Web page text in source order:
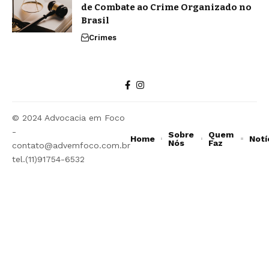
de Combate ao Crime Organizado no
Brasil
Crimes
© 2024 Advocacia em Foco
-
contato@advemfoco.com.br
tel.(11)91754-6532
Home
Sobre
Nós
Quem
Faz